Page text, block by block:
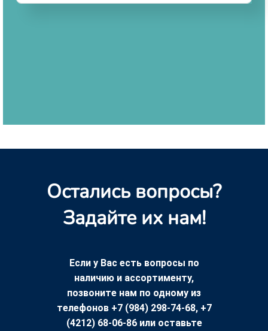
Остались вопросы?
Задайте их нам!
Если у Вас есть вопросы по
наличию и ассортименту,
позвоните нам по одному из
телефонов +7 (984) 298-74-68, +7
(4212) 68-06-86 или оставьте